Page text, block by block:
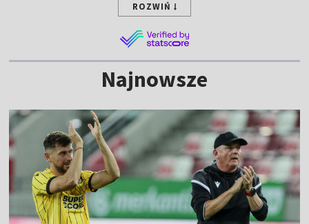
ROZWIŃ
Najnowsze